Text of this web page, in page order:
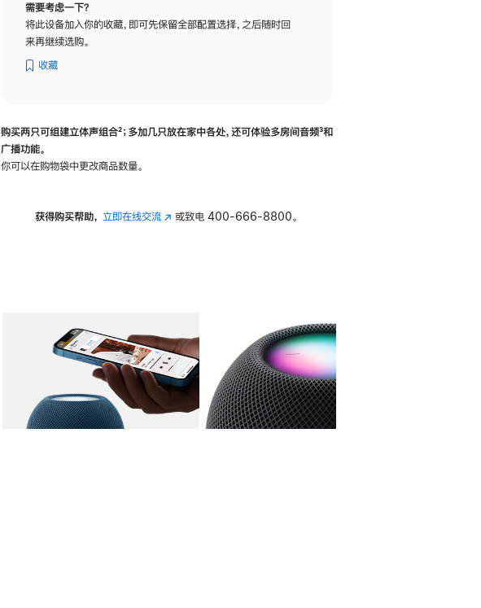
需要考虑一下？
将此设备加入你的收藏，即可先保留全部配置选择，之后随时回
来再继续选购。
收藏
购买两只可组建立体声组合脚
²；多加几只放在家中各处，还可体验多‍房‍间音频脚
³和
广播功能。
你可以在购物袋中更改商品数量。
获得购买帮助， 立即在线交流(在 或致电 400-666-8800。
图库 图像 4 图库 图像 5